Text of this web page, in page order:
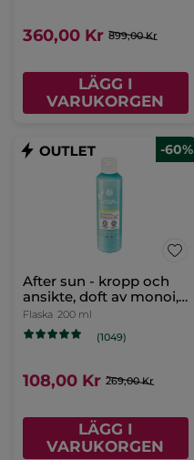
360,00 Kr 899,00 Kr
LÄGG I
VARUKORGEN
-60%
After sun - kropp och
ansikte, doft av monoi,
200 ml
Flaska 200 ml
(1049)
108,00 Kr 269,00 Kr
LÄGG I
VARUKORGEN